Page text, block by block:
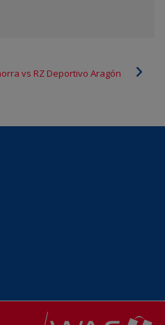
vs RZ Deportivo Aragón